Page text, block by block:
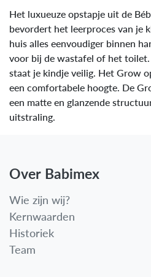
Het luxueuze opstapje uit de
bevordert het leerproces van je
huis alles eenvoudiger binnen
voor bij de wastafel of het
staat je kindje veilig. Het Grow
een comfortabele hoogte. De
een matte en glanzende
uitstraling.
Over Babimex
Wie zijn wij?
Kernwaarden
Historiek
Team